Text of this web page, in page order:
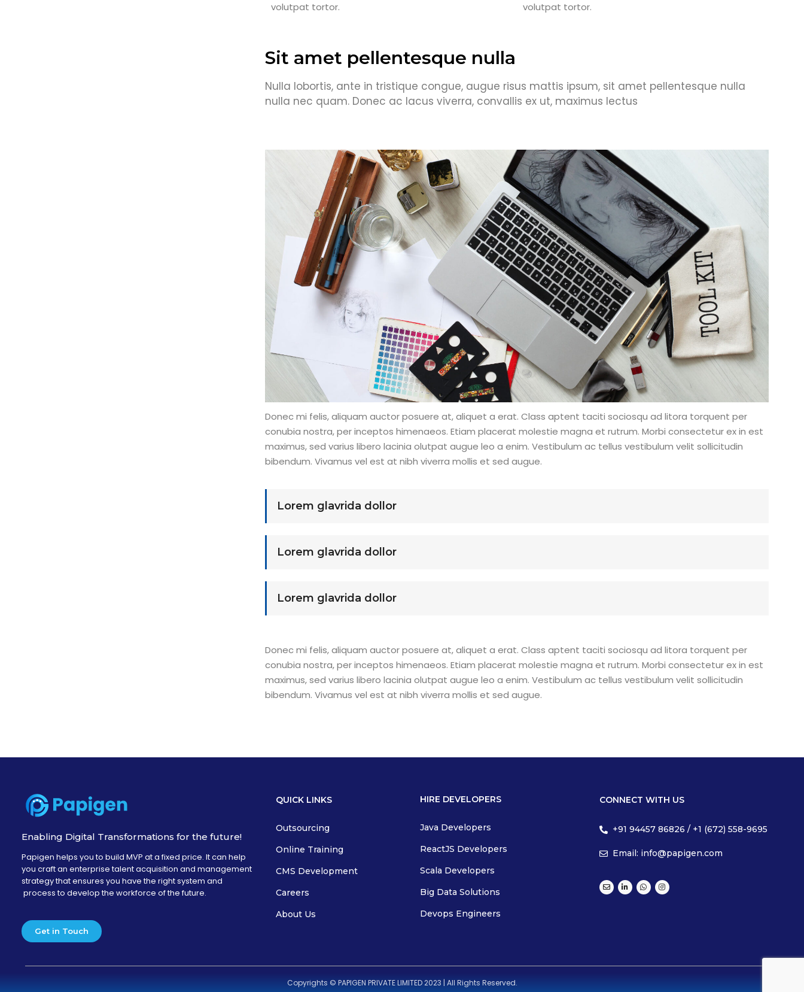
volutpat tortor.
volutpat tortor.
Sit amet pellentesque nulla
Nulla lobortis, ante in tristique congue, augue risus mattis ipsum, sit amet pellentesque nulla
nulla nec quam. Donec ac lacus viverra, convallis ex ut, maximus lectus
Donec mi felis, aliquam auctor posuere at, aliquet a erat. Class aptent taciti sociosqu ad litora torquent per
conubia nostra, per inceptos himenaeos. Etiam placerat molestie magna et rutrum. Morbi consectetur ex in est
maximus, sed varius libero lacinia olutpat augue leo a enim. Vestibulum ac tellus vestibulum velit sollicitudin
bibendum. Vivamus vel est at nibh viverra mollis et sed augue.
Lorem glavrida dollor
Lorem glavrida dollor
Lorem glavrida dollor
Donec mi felis, aliquam auctor posuere at, aliquet a erat. Class aptent taciti sociosqu ad litora torquent per
conubia nostra, per inceptos himenaeos. Etiam placerat molestie magna et rutrum. Morbi consectetur ex in est
maximus, sed varius libero lacinia olutpat augue leo a enim. Vestibulum ac tellus vestibulum velit sollicitudin
bibendum. Vivamus vel est at nibh viverra mollis et sed augue.
Enabling Digital Transformations for the future!
Papigen helps you to build MVP at a fixed price. It can help
you craft an enterprise talent acquisition and management
strategy that ensures you have the right system and
process to develop the workforce of the future.
Get in Touch
QUICK LINKS
Outsourcing
Online Training
CMS Development
Careers
About Us
HIRE DEVELOPERS
Java Developers
ReactJS Developers
Scala Developers
Big Data Solutions
Devops Engineers
CONNECT WITH US
+91 94457 86826 / +1 (672) 558-9695
Email: info@papigen.com
Copyrights © PAPIGEN PRIVATE LIMITED 2023 | All Rights Reserved.